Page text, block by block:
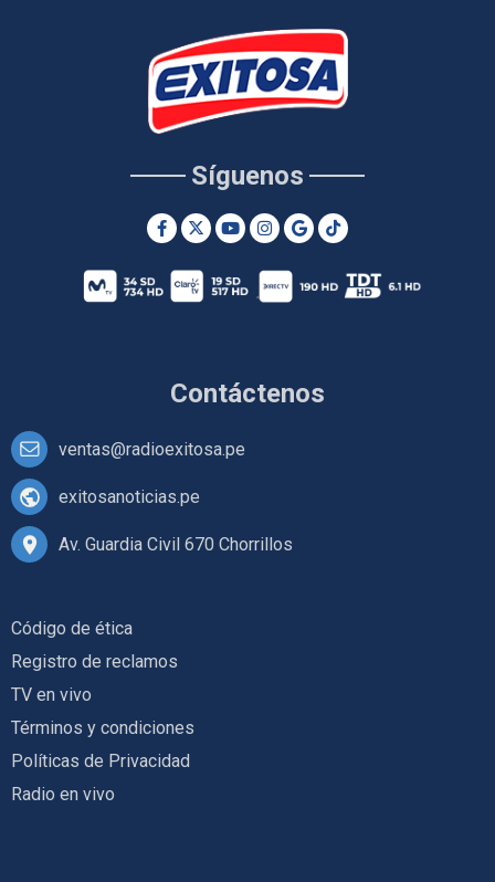
Contáctenos
ventas@radioexitosa.pe
exitosanoticias.pe
Av. Guardia Civil 670 Chorrillos
Síguenos
Código de ética
Registro de reclamos
TV en vivo
Términos y condiciones
Políticas de Privacidad
Radio en vivo